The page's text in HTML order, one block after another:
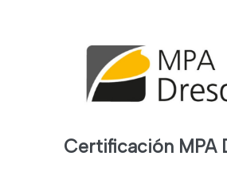
Certificación MPA